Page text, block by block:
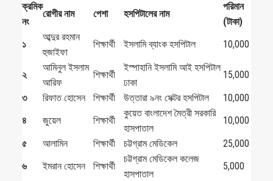
ক্রমিক
নং
রোগীর নাম পেশা হসপিটালের নাম
পরিমান
(টাকা)
১
আব্দুর রহমান
হুজাইফা
শিক্ষার্থী ইসলামি ব্যাংক হসপিটাল 10,000
২
আমিনুল ইসলাম
আরিফ
শিক্ষার্থী
ইস্পাহানি ইসলামি আই হসপিটাল
ঢাকা
15,000
৩
রিফাত হোসেন শিক্ষার্থী উত্তারা ৯নং সেক্টর হসপিটাল
10,000
৪
জুয়েল শিক্ষার্থী
কুয়েত বাংলাদেশ মৈত্রী সরকারি
হাসপাতাল
10,000
৫
আলামিন শিক্ষার্থী চট্টগ্রাম মেডিকেল
25,000
৬
ইমরান হোসেন শিক্ষার্থী
চট্টগ্রাম মেডিকেল কলেজ
হাসপাতাল
5,000